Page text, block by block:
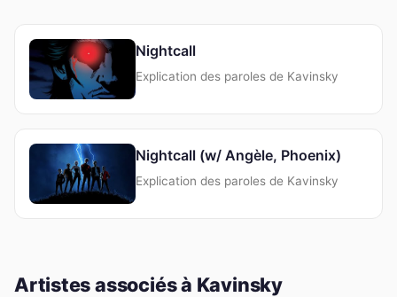
Nightcall
Explication des paroles de Kavinsky
Nightcall (w/ Angèle, Phoenix)
Explication des paroles de Kavinsky
Artistes associés à Kavinsky